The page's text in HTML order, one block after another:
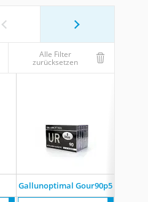
Alle Filter
zurücksetzen
Gallunoptimal Gour90p5